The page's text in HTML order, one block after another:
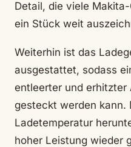
Detail, die viele
ein Stück weit
Weiterhin ist das
ausgestattet, sodass
entleerter und erhitzter
gesteckt werden kann.
Ladetemperatur
hoher Leistung wieder